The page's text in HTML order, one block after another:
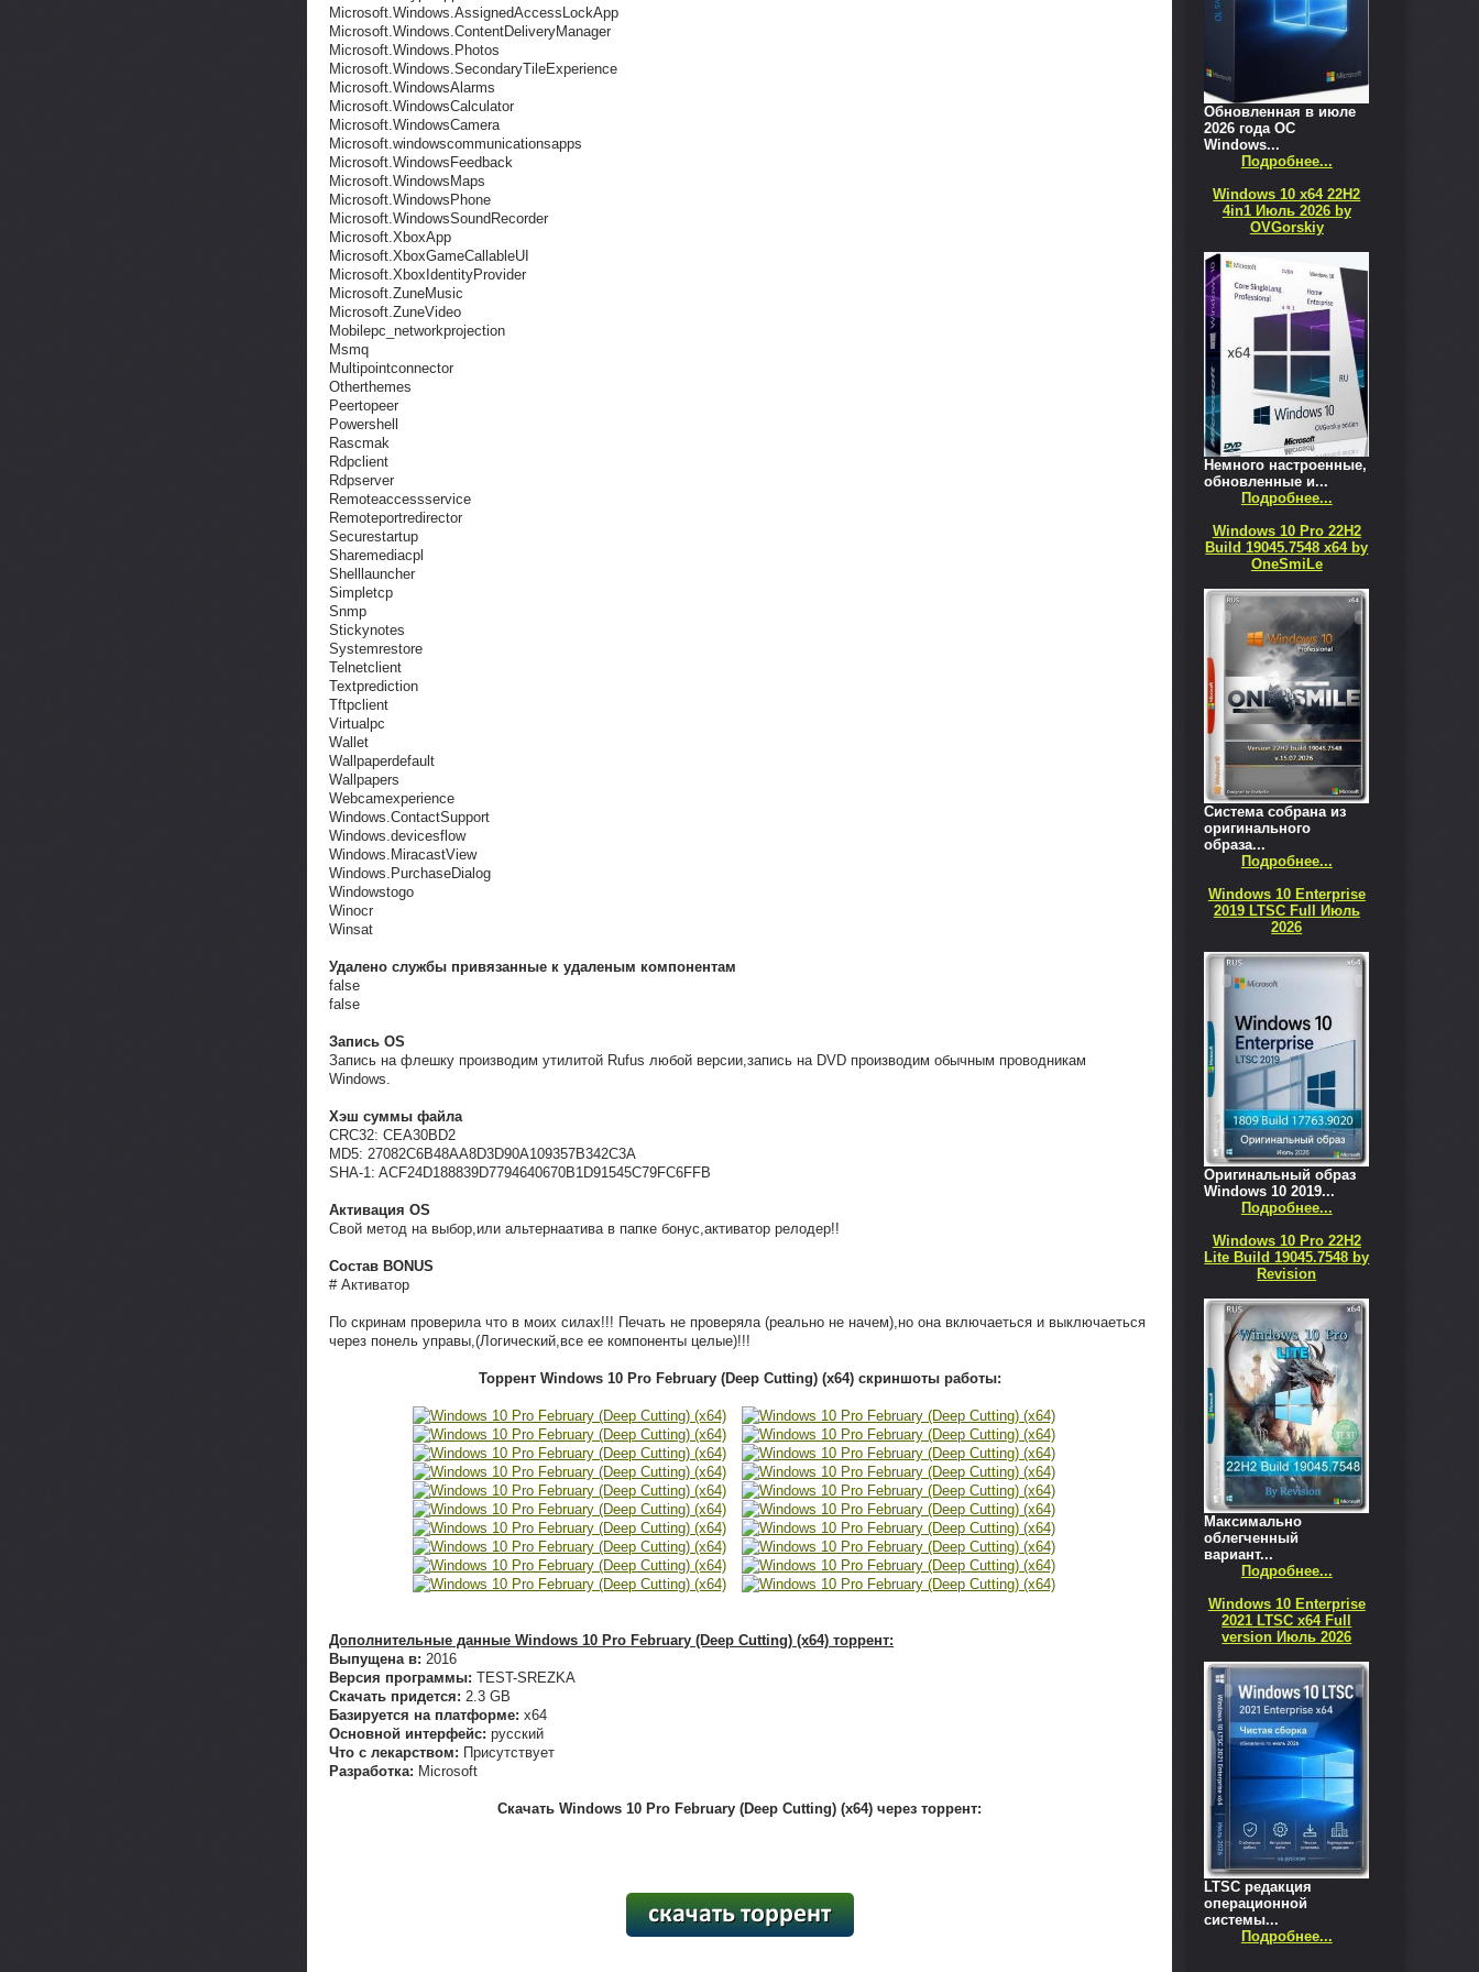
Microsoft.Windows.AssignedAccessLockApp
Microsoft.Windows.ContentDeliveryManager
Microsoft.Windows.Photos
Microsoft.Windows.SecondaryTileExperience
Microsoft.WindowsAlarms
Microsoft.WindowsCalculator
Microsoft.WindowsCamera
Microsoft.windowscommunicationsapps
Microsoft.WindowsFeedback
Microsoft.WindowsMaps
Microsoft.WindowsPhone
Microsoft.WindowsSoundRecorder
Microsoft.XboxApp
Microsoft.XboxGameCallableUI
Microsoft.XboxIdentityProvider
Microsoft.ZuneMusic
Microsoft.ZuneVideo
Mobilepc_networkprojection
Msmq
Multipointconnector
Otherthemes
Peertopeer
Powershell
Rascmak
Rdpclient
Rdpserver
Remoteaccessservice
Remoteportredirector
Securestartup
Sharemediacpl
Shelllauncher
Simpletcp
Snmp
Stickynotes
Systemrestore
Telnetclient
Textprediction
Tftpclient
Virtualpc
Wallet
Wallpaperdefault
Wallpapers
Webcamexperience
Windows.ContactSupport
Windows.devicesflow
Windows.MiracastView
Windows.PurchaseDialog
Windowstogo
Winocr
Winsat
Удалено службы привязанные к удаленым компонентам
false
false
Запись OS
Запись на флешку производим утилитой Rufus любой версии,запись на DVD производим обычным проводникам
Windows.
Хэш суммы файла
CRC32: CEA30BD2
MD5: 27082C6B48AA8D3D90A109357B342C3A
SHA-1: ACF24D188839D7794640670B1D91545C79FC6FFB
Активация OS
Свой метод на выбор,или альтернаатива в папке бонус,активатор релодер!!
Состав BONUS
# Активатор
По скринам проверила что в моих силах!!! Печать не проверяла (реально не начем),но она включаеться и выключаеться
через понель управы,(Логический,все ее компоненты целые)!!!
Торрент Windows 10 Pro February (Deep Cutting) (x64) скриншоты работы:
Дополнительные данные Windows 10 Pro February (Deep Cutting) (x64) торрент:
Выпущена в: 2016
Версия программы: TEST-SREZKA
Скачать придется: 2.3 GB
Базируется на платформе: x64
Основной интерфейс: русский
Что с лекарством: Присутствует
Разработка: Microsoft
Скачать Windows 10 Pro February (Deep Cutting) (x64) через торрент:
Обновленная в июле
2026 года ОС
Windows...
Подробнее...
Windows 10 x64 22H2
4in1 Июль 2026 by
OVGorskiy
Немного настроенные,
обновленные и...
Подробнее...
Windows 10 Pro 22H2
Build 19045.7548 x64 by
OneSmiLe
Система собрана из
оригинального
образа...
Подробнее...
Windows 10 Enterprise
2019 LTSC Full Июль
2026
Оригинальный образ
Windows 10 2019...
Подробнее...
Windows 10 Pro 22H2
Lite Build 19045.7548 by
Revision
Максимально
облегченный
вариант...
Подробнее...
Windows 10 Enterprise
2021 LTSC x64 Full
version Июль 2026
LTSC редакция
операционной
системы...
Подробнее...